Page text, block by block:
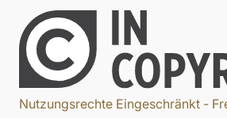
Nutzungsrechte Eingeschränkt -